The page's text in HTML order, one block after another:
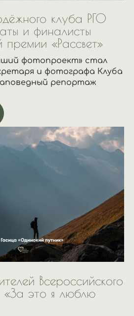
клуба РГО
и финалисты
премии «Рассвет»
фотопроект» стал
и фотографа Клуба
репортаж
Всероссийского
«За это я люблю